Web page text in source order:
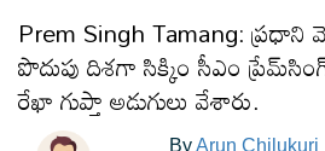
తెలంగాణ
Prem Singh Tamang:
పొదుపు దిశగా సిక్కిం సీఎం
రేఖా గుప్తా అడుగులు వేశారు.
ByArun Chilukuri